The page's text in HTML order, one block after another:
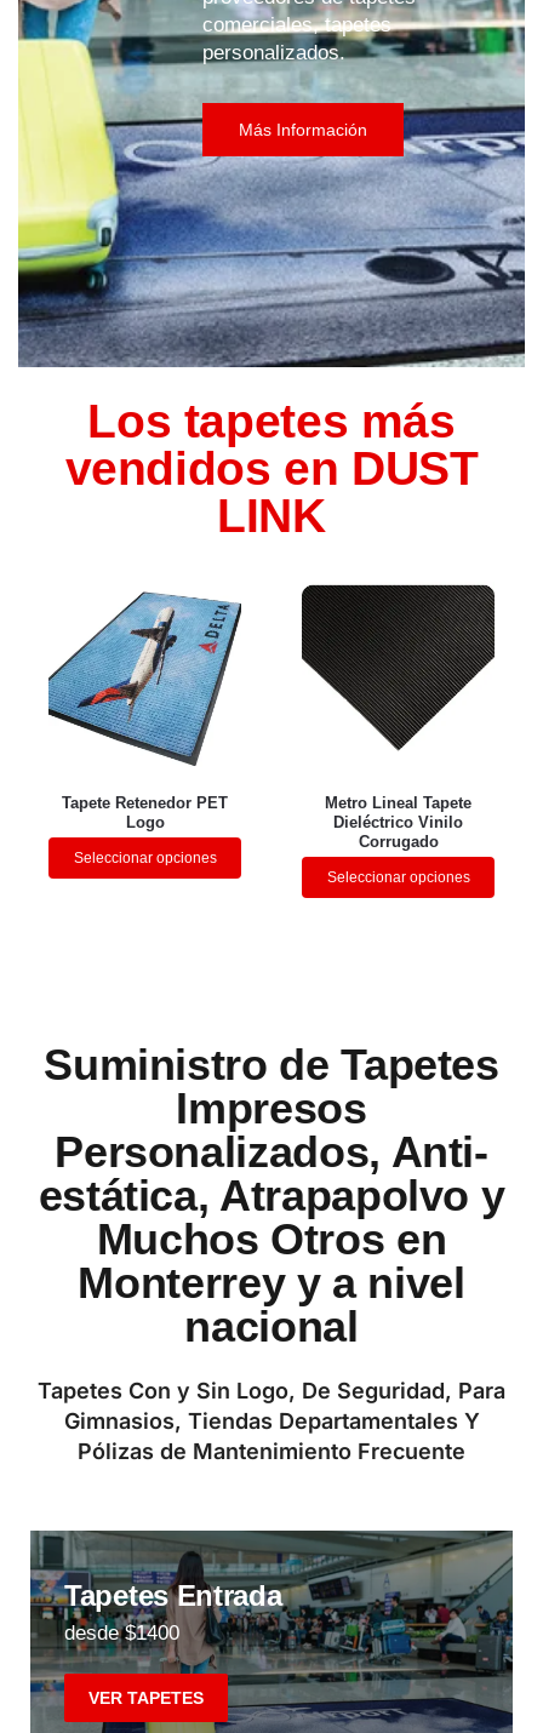
comerciales, tapetes
personalizados.
Más Información
Los tapetes más
vendidos en DUST
LINK
Tapete Retenedor PET
Logo
Seleccionar opciones
Metro Lineal Tapete
Dieléctrico Vinilo
Corrugado
Seleccionar opciones
Suministro de Tapetes
Impresos
Personalizados, Anti-
estática, Atrapapolvo y
Muchos Otros en
Monterrey y a nivel
nacional
Tapetes Con y Sin Logo, De Seguridad, Para
Gimnasios, Tiendas Departamentales Y
Pólizas de Mantenimiento Frecuente
Tapetes Entrada
desde $1400
VER TAPETES